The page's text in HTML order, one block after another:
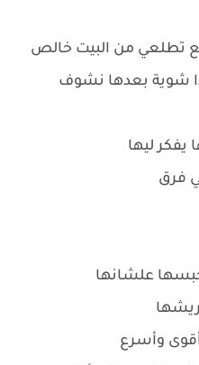
تطلعي من البيت خالص
شوية بعدها نشوف
يفكر ليها
فرق
علشانها
وأسرع